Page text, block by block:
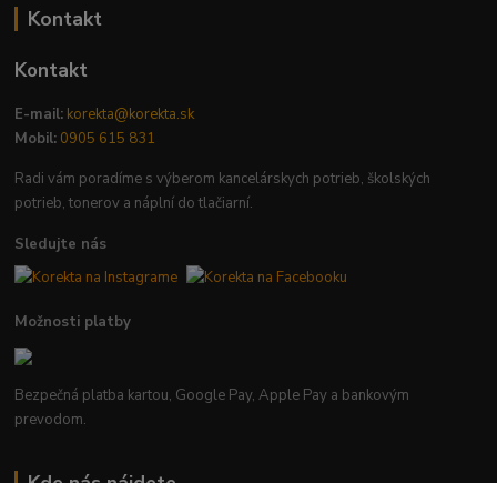
Kontakt
Kontakt
E-mail: korekta@korekta.sk
Mobil: 0905 615 831
Radi vám poradíme s výberom kancelárskych potrieb, školských
potrieb, tonerov a náplní do tlačiarní.
Sledujte nás
Možnosti platby
Bezpečná platba kartou, Google Pay, Apple Pay a bankovým
prevodom.